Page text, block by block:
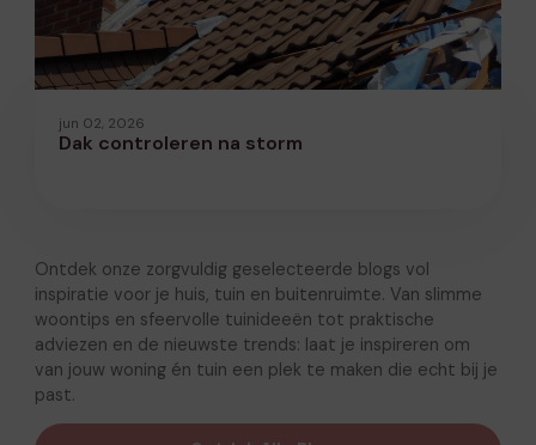
jun 02, 2026
Dak controleren na storm
Ontdek onze zorgvuldig geselecteerde blogs vol
inspiratie voor je huis, tuin en buitenruimte. Van slimme
woontips en sfeervolle tuinideeën tot praktische
adviezen en de nieuwste trends: laat je inspireren om
van jouw woning én tuin een plek te maken die echt bij je
past.